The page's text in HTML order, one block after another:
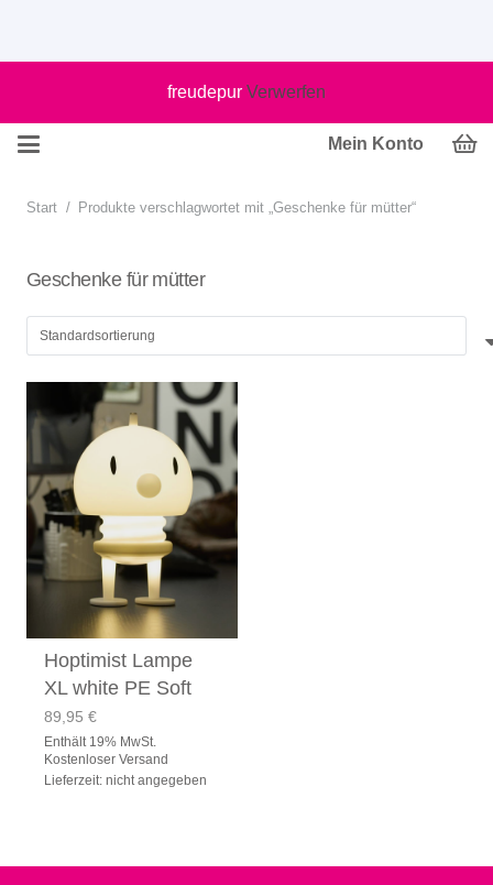
freudepur Verwerfen
Mein Konto
Start / Produkte verschlagwortet mit „Geschenke für mütter“
Geschenke für mütter
Hoptimist Lampe
XL white PE Soft
89,95 €
Enthält 19% MwSt.
Kostenloser Versand
Lieferzeit: nicht angegeben